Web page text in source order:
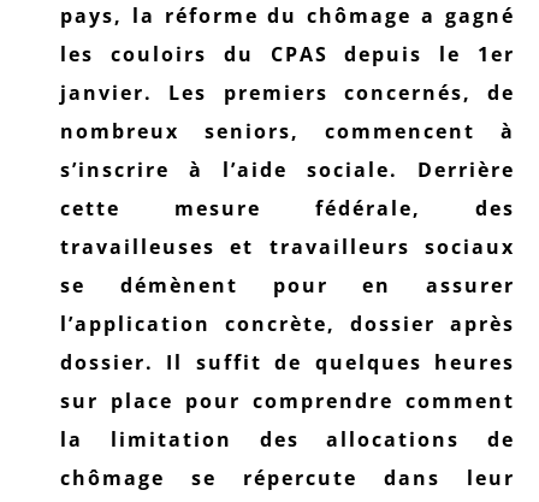
pays, la réforme du chômage a gagné
les couloirs du CPAS depuis le 1er
janvier. Les premiers concernés, de
nombreux seniors, commencent à
s’inscrire à l’aide sociale. Derrière
cette mesure fédérale, des
travailleuses et travailleurs sociaux
se démènent pour en assurer
l’application concrète, dossier après
dossier. Il suffit de quelques heures
sur place pour comprendre comment
la limitation des allocations de
chômage se répercute dans leur